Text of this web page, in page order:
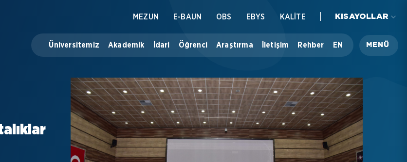
Üniversitemiz Akademik İdari Öğrenci Araştırma İletişim Rehber EN MENÜ
MEZUN E-BAUN OBS EBYS KALİTE KISAYOLLAR
Üniversitemiz
Akademik
İdari
Öğrenci